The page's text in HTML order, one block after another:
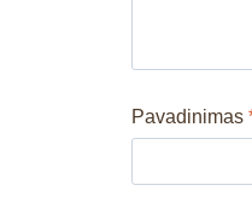
Pavadinimas